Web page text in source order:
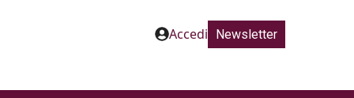
Accedi Newsletter